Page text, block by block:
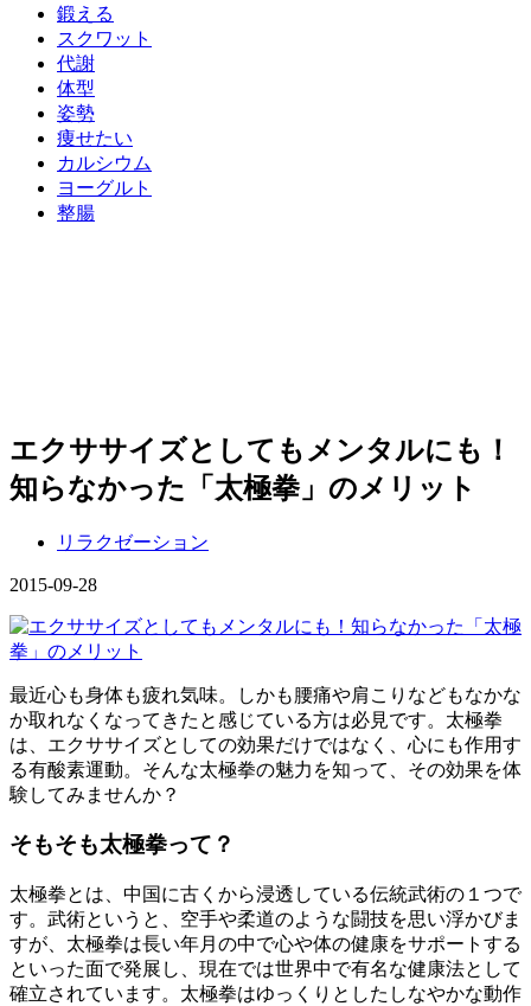
鍛える
スクワット
代謝
体型
姿勢
痩せたい
カルシウム
ヨーグルト
整腸
エクササイズとしてもメンタルにも！
知らなかった「太極拳」のメリット
リラクゼーション
2015-09-28
最近心も身体も疲れ気味。しかも腰痛や肩こりなどもなかな
か取れなくなってきたと感じている方は必見です。太極拳
は、エクササイズとしての効果だけではなく、心にも作用す
る有酸素運動。そんな太極拳の魅力を知って、その効果を体
験してみませんか？
そもそも太極拳って？
太極拳とは、中国に古くから浸透している伝統武術の１つで
す。武術というと、空手や柔道のような闘技を思い浮かびま
すが、太極拳は長い年月の中で心や体の健康をサポートする
といった面で発展し、現在では世界中で有名な健康法として
確立されています。太極拳はゆっくりとしたしなやかな動作